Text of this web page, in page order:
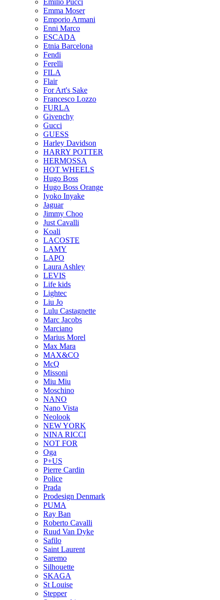
Emilio Pucci
Emma Moser
Emporio Armani
Enni Marco
ESCADA
Etnia Barcelona
Fendi
Ferelli
FILA
Flair
For Art's Sake
Francesco Lozzo
FURLA
Givenchy
Gucci
GUESS
Harley Davidson
HARRY POTTER
HERMOSSA
HOT WHEELS
Hugo Boss
Hugo Boss Orange
Iyoko Inyake
Jaguar
Jimmy Choo
Just Cavalli
Koali
LACOSTE
LAMY
LAPO
Laura Ashley
LEVIS
Life kids
Lightec
Liu Jo
Lulu Castagnette
Marc Jacobs
Marciano
Marius Morel
Max Mara
MAX&CO
McQ
Missoni
Miu Miu
Moschino
NANO
Nano Vista
Neolook
NEW YORK
NINA RICCI
NOT FOR
Oga
P+US
Pierre Cardin
Police
Prada
Prodesign Denmark
PUMA
Ray Ban
Roberto Cavalli
Ruud Van Dyke
Safilo
Saint Laurent
Saremo
Silhouette
SKAGA
St Louise
Stepper